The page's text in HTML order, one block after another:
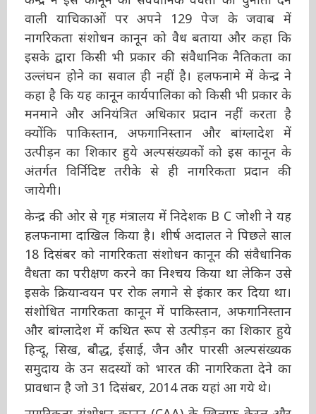
को चुनौती देने वाली याचिकाओं पर अपने 129 पेज के
जवाब में नागरिकता संशोधन कानून को वैध बताया और
कहा कि इसके द्वारा किसी भी प्रकार की संवैधानिक
नैतिकता का उल्लंघन होने का सवाल ही नहीं है।
हलफनामे में केन्द्र ने कहा है कि यह कानून कार्यपालिका
को किसी भी प्रकार के मनमाने और अनियंत्रित अधिकार
प्रदान नहीं करता है क्योंकि पाकिस्तान, अफगानिस्तान
और बांग्लादेश में उत्पीड़न का शिकार हुये अल्पसंख्यकों
को इस कानून के अंतर्गत विर्निदिष्ट तरीके से ही
नागरिकता प्रदान की जायेगी।
केन्द्र की ओर से गृह मंत्रालय में निदेशक B C जोशी ने
यह हलफनामा दाखिल किया है। शीर्ष अदालत ने पिछले
साल 18 दिसंबर को नागरिकता संशोधन कानून की
संवैधानिक वैधता का परीक्षण करने का निश्चय किया था
लेकिन उसे इसके क्रियान्वयन पर रोक लगाने से इंकार
कर दिया था। संशोधित नागरिकता कानून में पाकिस्तान,
अफगानिस्तान और बांग्लादेश में कथित रूप से उत्पीड़न
का शिकार हुये हिन्दू, सिख, बौद्ध, ईसाई, जैन और
पारसी अल्पसंख्यक समुदाय के उन सदस्यों को भारत
की नागरिकता देने का प्रावधान है जो 31 दिसंबर, 2014
तक यहां आ गये थे।